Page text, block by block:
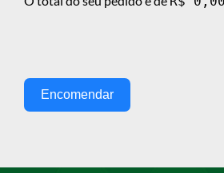
Encomendar